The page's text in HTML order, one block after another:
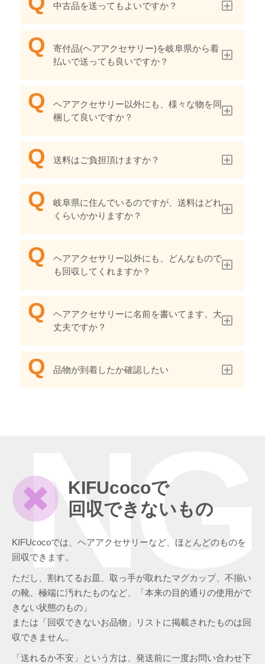
中古品を送ってもよいですか？
寄付品(ヘアアクセサリー)を岐阜県から着
払いで送っても良いですか？
ヘアアクセサリー以外にも、様々な物を同
梱して良いですか？
送料はご負担頂けますか？
岐阜県に住んでいるのですが、送料はどれ
くらいかかりますか？
ヘアアクセサリー以外にも、どんなもので
も回収してくれますか？
ヘアアクセサリーに名前を書いてます。大
丈夫ですか？
品物が到着したか確認したい
KIFUcocoで
回収できないもの
KIFUcocoでは、ヘアアクセサリーなど、ほとんどのものを
回収できます。
ただし、割れてるお皿、取っ手が取れたマグカップ、不揃い
の靴、極端に汚れたものなど、「本来の目的通りの使用がで
きない状態のもの」
または「回収できないお品物」リストに掲載されたものは回
収できません。
「送れるか不安」という方は、発送前に一度お問い合わせ下
NG